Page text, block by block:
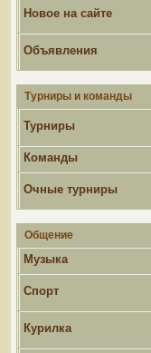
Новое на сайте
Объявления
Турниры и команды
Турниры
Команды
Очные турниры
Общение
Музыка
Спорт
Курилка